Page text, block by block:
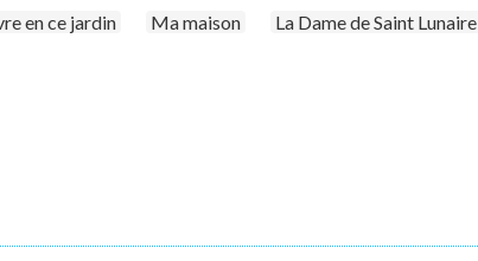
en ce jardin Ma maison
La Dame de Saint Lunaire